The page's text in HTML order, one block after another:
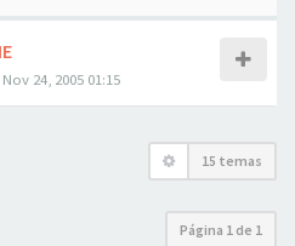
24, 2005 01:15
15 temas
Página 1 de 1